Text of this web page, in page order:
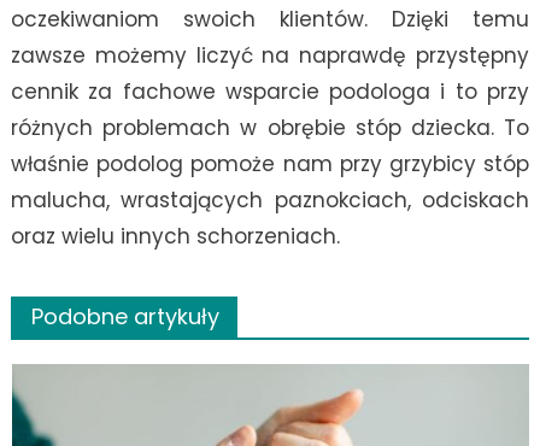
oczekiwaniom swoich klientów. Dzięki temu
zawsze możemy liczyć na naprawdę przystępny
cennik za fachowe wsparcie podologa i to przy
różnych problemach w obrębie stóp dziecka. To
właśnie podolog pomoże nam przy grzybicy stóp
malucha, wrastających paznokciach, odciskach
oraz wielu innych schorzeniach.
Podobne artykuły